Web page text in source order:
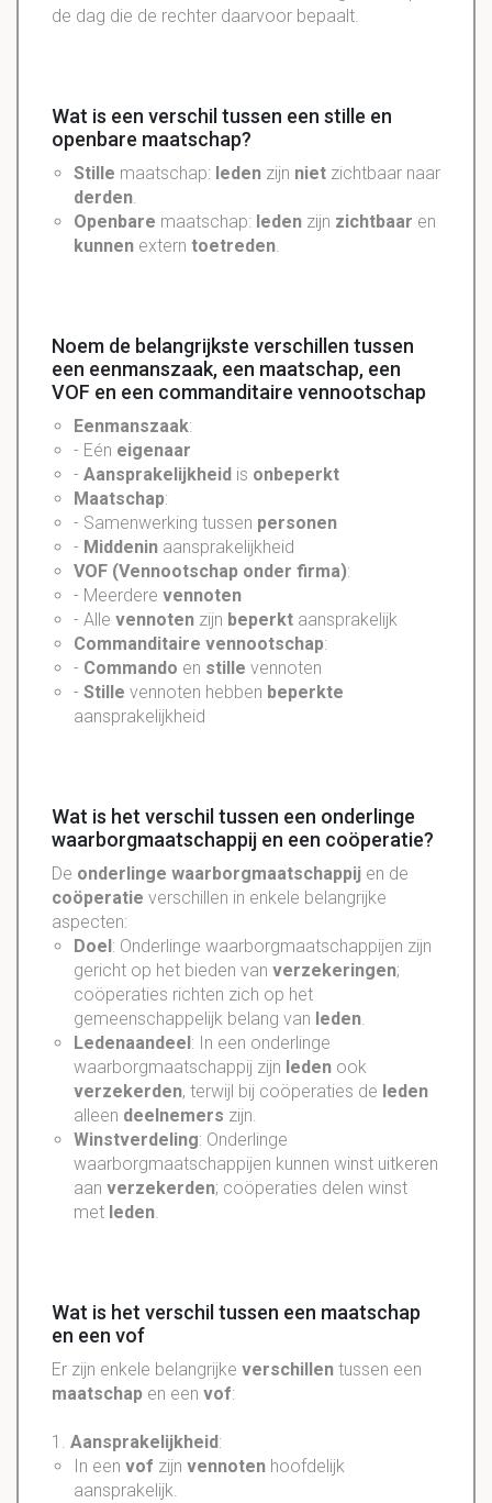
de dag die de rechter daarvoor bepaalt.
Wat is een verschil tussen een stille en
openbare maatschap?
Stille maatschap: leden zijn niet zichtbaar naar
derden.
Openbare maatschap: leden zijn zichtbaar en
kunnen extern toetreden.
Noem de belangrijkste verschillen tussen
een eenmanszaak, een maatschap, een
VOF en een commanditaire vennootschap
Eenmanszaak:
- Eén eigenaar
- Aansprakelijkheid is onbeperkt
Maatschap:
- Samenwerking tussen personen
- Middenin aansprakelijkheid
VOF (Vennootschap onder firma):
- Meerdere vennoten
- Alle vennoten zijn beperkt aansprakelijk
Commanditaire vennootschap:
- Commando en stille vennoten
- Stille vennoten hebben beperkte
aansprakelijkheid
Wat is het verschil tussen een onderlinge
waarborgmaatschappij en een coöperatie?
De onderlinge waarborgmaatschappij en de
coöperatie verschillen in enkele belangrijke
aspecten:
Doel : Onderlinge waarborgmaatschappijen zijn
gericht op het bieden van verzekeringen;
coöperaties richten zich op het
gemeenschappelijk belang van leden.
Ledenaandeel : In een onderlinge
waarborgmaatschappij zijn leden ook
verzekerden, terwijl bij coöperaties de leden
alleen deelnemers zijn.
Winstverdeling: Onderlinge
waarborgmaatschappijen kunnen winst uitkeren
aan verzekerden; coöperaties delen winst
met leden.
Wat is het verschil tussen een maatschap
en een vof
Er zijn enkele belangrijke verschillen tussen een
maatschap en een vof:
1. Aansprakelijkheid :
In een vof zijn vennoten hoofdelijk
aansprakelijk.